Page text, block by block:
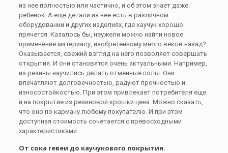
из нее полностью или частично, и об этом знает даже
ребенок. А еще детали из нее есть в различном
оборудовании и других изделиях, где каучук хорошо
прячется. Казалось бы, неужели можно найти новое
применение материалу, изобретенному много веков назад?
Оказывается, свежий взгляд на него позволяет совершать
открытия. И они становятся очень актуальными. Например,
из резины научились делать отменные полы. Они
впечатляют долговечностью, радуют прочностью и
износостойкостью. При этом привлекает потребителя еще
и на покрытие из резиновой крошки цена. Можно сказать,
что оно по карману любому покупателю. И при этом
доступная стоимость сочетается с превосходными
характеристиками.
От сока гевеи до каучукового покрытия.